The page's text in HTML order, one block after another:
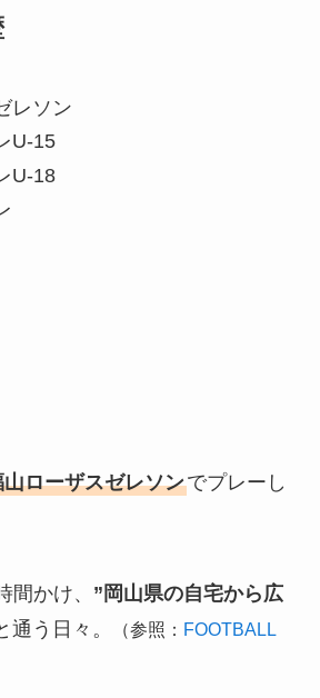
レソン
U-15
U-18
山ローザスゼレソンでプレーし
間かけ、 ”岡山県の自宅から広
通う日々。 （参照： FOOTBALL